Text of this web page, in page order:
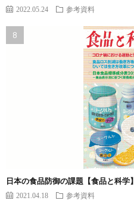
2022.05.24 参考資料
日本の食品防御の課題【食品と科学】
2021.04.18 参考資料